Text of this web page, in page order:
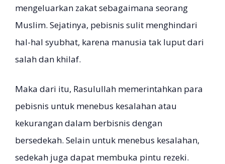
mengeluarkan zakat sebagaimana seorang
Muslim. Sejatinya, pebisnis sulit menghindari
hal-hal syubhat, karena manusia tak luput dari
salah dan khilaf.
Maka dari itu, Rasulullah memerintahkan para
pebisnis untuk menebus kesalahan atau
kekurangan dalam berbisnis dengan
bersedekah. Selain untuk menebus kesalahan,
sedekah juga dapat membuka pintu rezeki.